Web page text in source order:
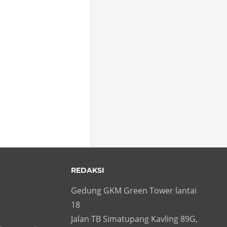
REDAKSI
Gedung GKM Green Tower lantai
18
Jalan TB Simatupang Kavling 89G,